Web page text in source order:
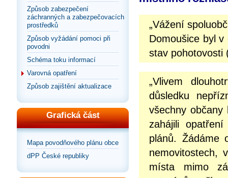
Způsob zabezpečení
záchranných a zabezpečovacích
prostředků
Způsob vyžádání pomoci při
povodni
Schéma toku informací
Varovná opatření
Způsob zajištění aktualizace
Grafická část
Mapa povodňového plánu obce
dPP České republiky
„Vážení
Domoušice byl
stav pohotovosti
„Vlivem
důsledku
všechny
zahájili
plánů. Žádáme
nemovitostech,
místa mimo